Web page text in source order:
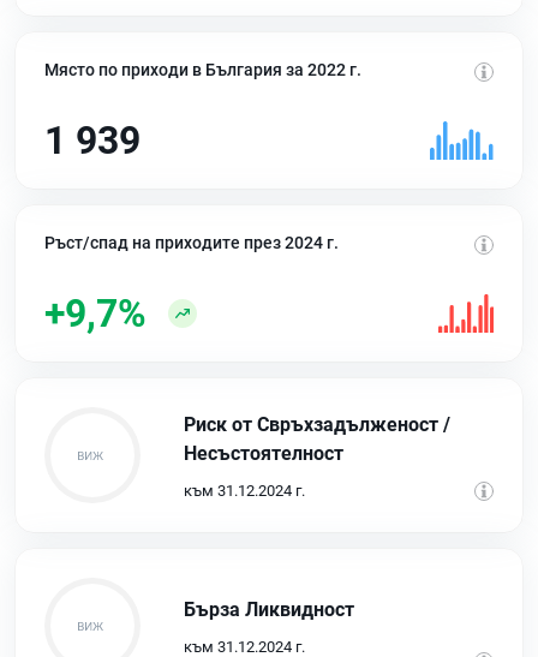
Място по приходи в България за 2022 г.
1 939
Ръст/спад на приходите през 2024 г.
+9,7%
Риск от Свръхзадълженост /
Несъстоятелност
към 31.12.2024 г.
Бърза Ликвидност
към 31.12.2024 г.